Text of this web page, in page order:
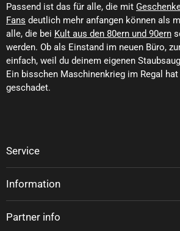
Passend ist das für alle, die mit
Fans deutlich mehr anfangen können als
alle, die bei Kult aus den 80ern und 90ern
werden. Ob als Einstand im neuen Büro,
einfach, weil du deinem eigenen
Ein bisschen Maschinenkrieg im Regal
geschadet.
Service
Information
Partner info